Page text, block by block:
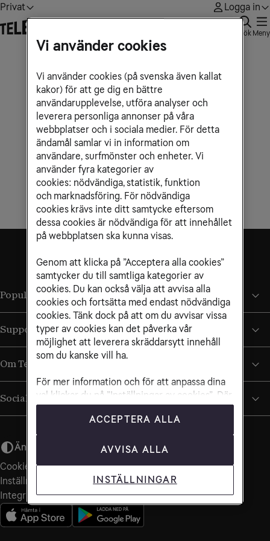
Privat Logga in
Sök Meny
Populära sidor
Support
Om Tele2
Sociala medier
Ändra utseende
Cookiepolicy
Inställningar för cookies
Integritets­policy
Vi använder cookies
Vi använder cookies (på svenska även kallat
kakor) för att ge dig en bättre
användarupplevelse, utföra analyser och
leverera personliga annonser på våra
webbplatser och i sociala medier. För detta
ändamål samlar vi in information om
användare, surfmönster och enheter. Vi
använder fyra kategorier av
cookies: nödvändiga, statistik, funktion
och marknadsföring. För nödvändiga
cookies krävs inte ditt samtycke eftersom
dessa cookies är nödvändiga för att innehållet
på webbplatsen ska kunna visas.
Genom att klicka på ”Acceptera alla cookies”
samtycker du till samtliga kategorier av
cookies. Du kan också välja att avvisa alla
cookies och fortsätta med endast nödvändiga
cookies. Tänk dock på att om du avvisar vissa
typer av cookies kan det påverka vår
möjlighet att leverera skräddarsytt innehåll
som du kanske vill ha.
För mer information och för att anpassa dina
val klickar du på ”Inställningar av cookies”. Där
kan du också närsomhelst återkalla ditt
samtycke. Mer information om cookies och
varför vi använder det finns i vår
ACCEPTERA ALLA
AVVISA ALLA
INSTÄLLNINGAR